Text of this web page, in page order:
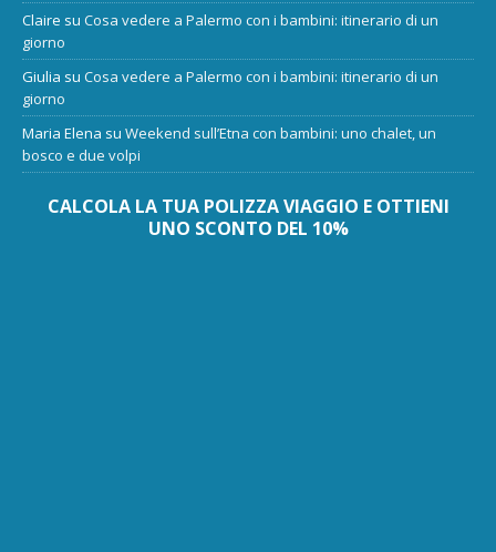
Claire su Cosa vedere a Palermo con i bambini: itinerario di un
giorno
Giulia su Cosa vedere a Palermo con i bambini: itinerario di un
giorno
Maria Elena su Weekend sull’Etna con bambini: uno chalet, un
bosco e due volpi
CALCOLA LA TUA POLIZZA VIAGGIO E OTTIENI
UNO SCONTO DEL 10%